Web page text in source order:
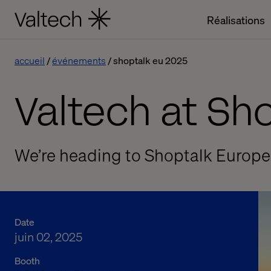
Réalisations
accueil événements shoptalk eu 2025
Valtech at
We’re heading to Shoptalk
Date
juin 02, 2025
Booth